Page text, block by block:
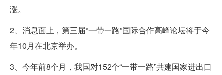
涨。
2、消息面上，第三届“一带一路”国际合作高峰论坛将于今
年10月在北京举办。
3、今年前8个月，我国对152个“一带一路”共建国家进出口